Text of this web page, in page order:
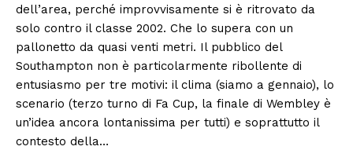
dell’area, perché improvvisamente si è ritrovato da
solo contro il classe 2002. Che lo supera con un
pallonetto da quasi venti metri. Il pubblico del
Southampton non è particolarmente ribollente di
entusiasmo per tre motivi: il clima (siamo a gennaio), lo
scenario (terzo turno di Fa Cup, la finale di Wembley è
un’idea ancora lontanissima per tutti) e soprattutto il
contesto della…